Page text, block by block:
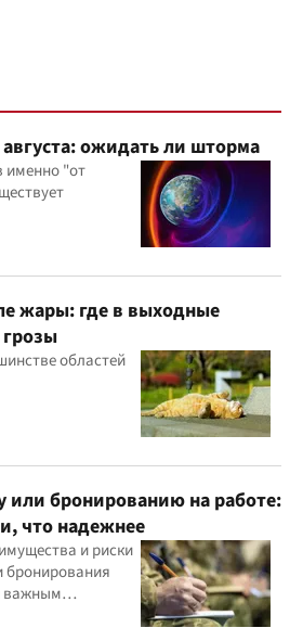
ожидать ли шторма
именно "от
жары: где в выходные
областей
или бронированию на работе:
что надежнее
и риски
бронирования
важным